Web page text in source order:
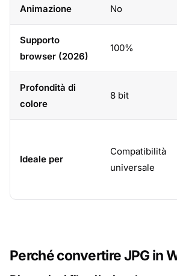
Animazione No
Supporto
browser (2026)
100%
Profondità di
colore
8 bit
Ideale per
Compatibilità
universale
Perché convertire JPG in